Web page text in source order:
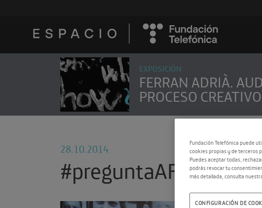
EXPOSICIÓN
FERRAN ADRIÀ.
PROCESO CREATIVO
28.10.2014
#preguntaAFerran
Fundación Telefónica puede
cookies propias y de terceros
Puedes aceptar todas,
podrás revocar tu
más detallada, consulta
CONFIGURACIÓN DE